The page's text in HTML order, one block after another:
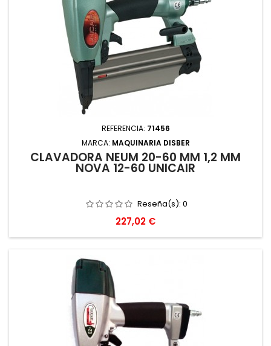
REFERENCIA: 71456
MARCA: MAQUINARIA DISBER
CLAVADORA NEUM 20-60 MM 1,2 MM
NOVA 12-60 UNICAIR
Reseña(s): 0
Precio
227,02 €